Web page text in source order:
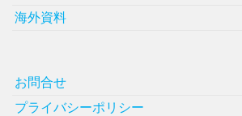
海外資料
お問合せ
プライバシーポリシー